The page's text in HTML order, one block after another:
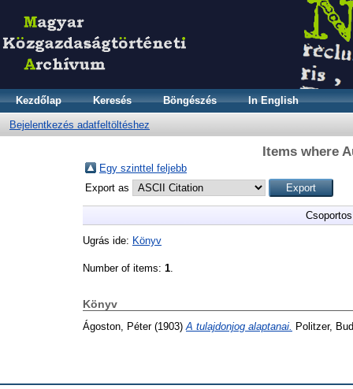
Kezdőlap Keresés Böngészés In English
Bejelentkezés adatfeltöltéshez
Items where
Egy szinttel feljebb
Export as
Ugrás ide: Könyv
Number of items: 1
Könyv
Ágoston, Péter(1903)A tulajdonjog alaptanai. Politzer,